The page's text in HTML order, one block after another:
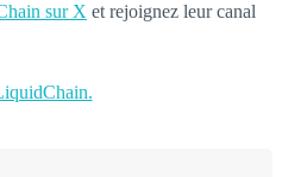
sur X et rejoignez leur canal